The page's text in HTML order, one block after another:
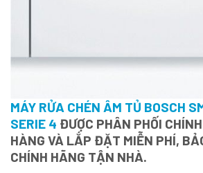
MÁY RỬA CHÉN ÂM TỦ BOSCH
SERIE 4 ĐƯỢC PHÂN PHỐI
HÀNG VÀ LẮP ĐẶT MIỄN PHÍ,
CHÍNH HÃNG TẬN NHÀ.